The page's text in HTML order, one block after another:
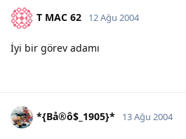
T MAC 62 12 Ağu 2004
İyi bir görev adamı
*{Bå®ô$_1905}* 13 Ağu 2004